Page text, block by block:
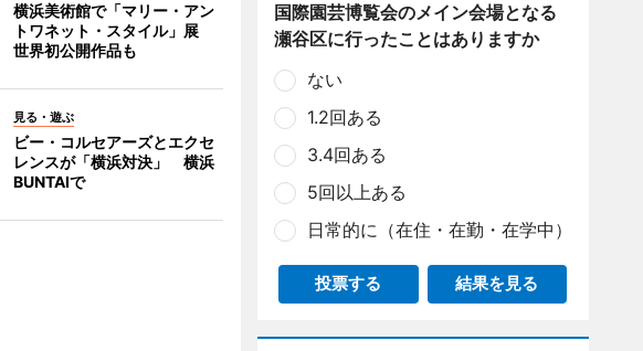
横浜美術館で「マリー・アン
トワネット・スタイル」展
世界初公開作品も
見る・遊ぶ
ビー・コルセアーズとエクセ
レンスが「横浜対決」 横浜
BUNTAIで
国際園芸博覧会のメイン会場となる
瀬谷区に行ったことはありますか
ない
1.2回ある
3.4回ある
5回以上ある
日常的に（在住・在勤・在学中）
投票する 結果を見る